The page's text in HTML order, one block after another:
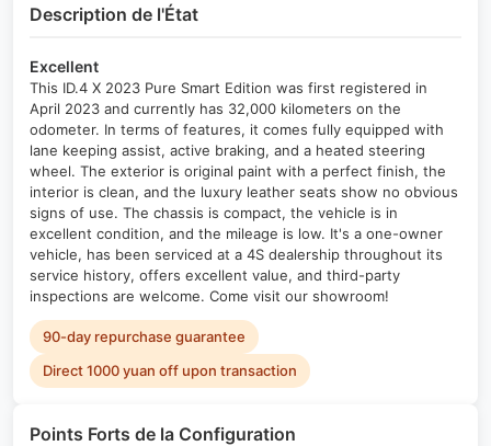
Description de l'État
Excellent
This ID.4 X 2023 Pure Smart Edition was first registered in
April 2023 and currently has 32,000 kilometers on the
odometer. In terms of features, it comes fully equipped with
lane keeping assist, active braking, and a heated steering
wheel. The exterior is original paint with a perfect finish, the
interior is clean, and the luxury leather seats show no obvious
signs of use. The chassis is compact, the vehicle is in
excellent condition, and the mileage is low. It's a one-owner
vehicle, has been serviced at a 4S dealership throughout its
service history, offers excellent value, and third-party
inspections are welcome. Come visit our showroom!
90-day repurchase guarantee
Direct 1000 yuan off upon transaction
Points Forts de la Configuration